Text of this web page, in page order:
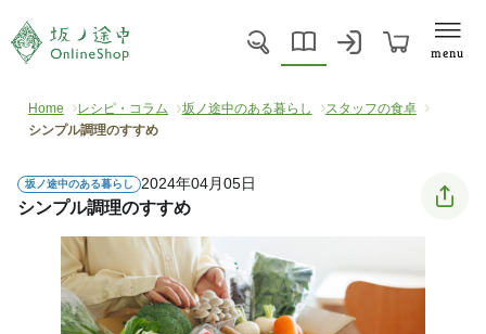
menu
Home レシピ・コラム 坂ノ途中のある暮らし
スタッフの食卓
シンプル調理のすすめ
坂ノ途中のある暮らし 2024年04月05日
シンプル調理のすすめ